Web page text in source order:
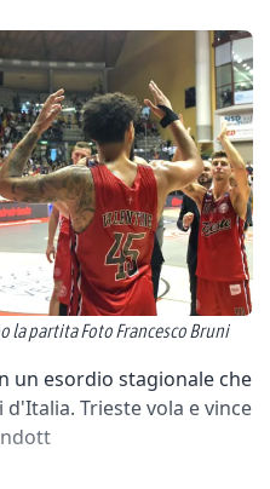
la partita Foto Francesco Bruni
un esordio stagionale che
Trieste vola e vince